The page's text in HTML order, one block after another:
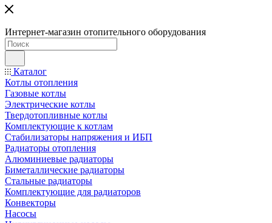
Интернет-магазин отопительного оборудования
Каталог
Котлы отопления
Газовые котлы
Электрические котлы
Твердотопливные котлы
Комплектующие к котлам
Стабилизаторы напряжения и ИБП
Радиаторы отопления
Алюминиевые радиаторы
Биметаллические радиаторы
Стальные радиаторы
Комплектующие для радиаторов
Конвекторы
Насосы